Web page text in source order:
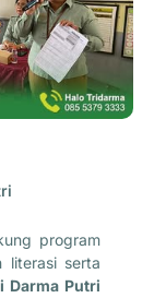
program
literasi serta
Darma Putri